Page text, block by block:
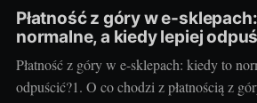
Płatność z góry w e-
normalne, a kiedy lepiej
Płatność z góry w e-sklepach: kiedy to
odpuścić?1. O co chodzi z płatnością z